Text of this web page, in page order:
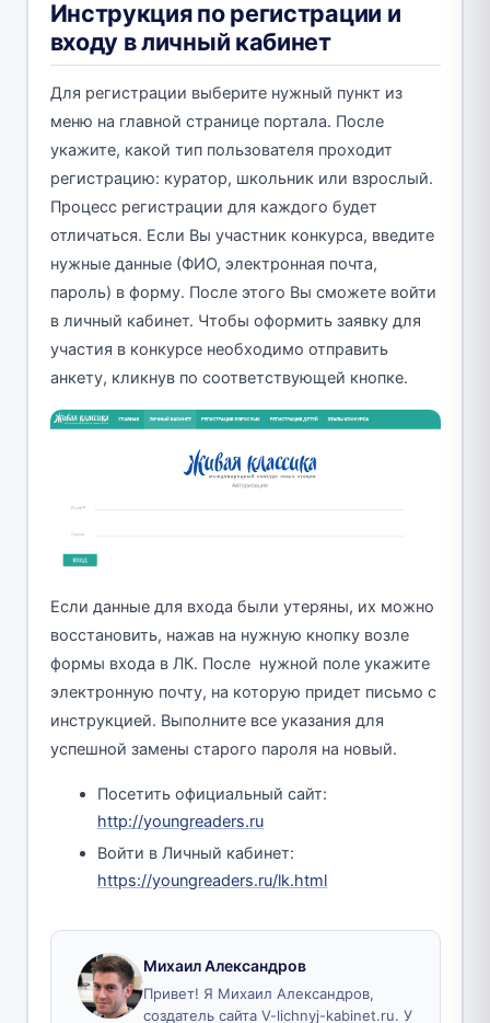
Инструкция по регистрации и
входу в личный кабинет
Для регистрации выберите нужный пункт из
меню на главной странице портала. После
укажите, какой тип пользователя проходит
регистрацию: куратор, школьник или взрослый.
Процесс регистрации для каждого будет
отличаться. Если Вы участник конкурса, введите
нужные данные (ФИО, электронная почта,
пароль) в форму. После этого Вы сможете войти
в личный кабинет. Чтобы оформить заявку для
участия в конкурсе необходимо отправить
анкету, кликнув по соответствующей кнопке.
Если данные для входа были утеряны, их можно
восстановить, нажав на нужную кнопку возле
формы входа в ЛК. После нужной поле укажите
электронную почту, на которую придет письмо с
инструкцией. Выполните все указания для
успешной замены старого пароля на новый.
Посетить официальный сайт:
http://youngreaders.ru
Войти в Личный кабинет:
https://youngreaders.ru/lk.html
Михаил Александров
Привет! Я Михаил Александров,
создатель сайта V-lichnyj-kabinet.ru. У